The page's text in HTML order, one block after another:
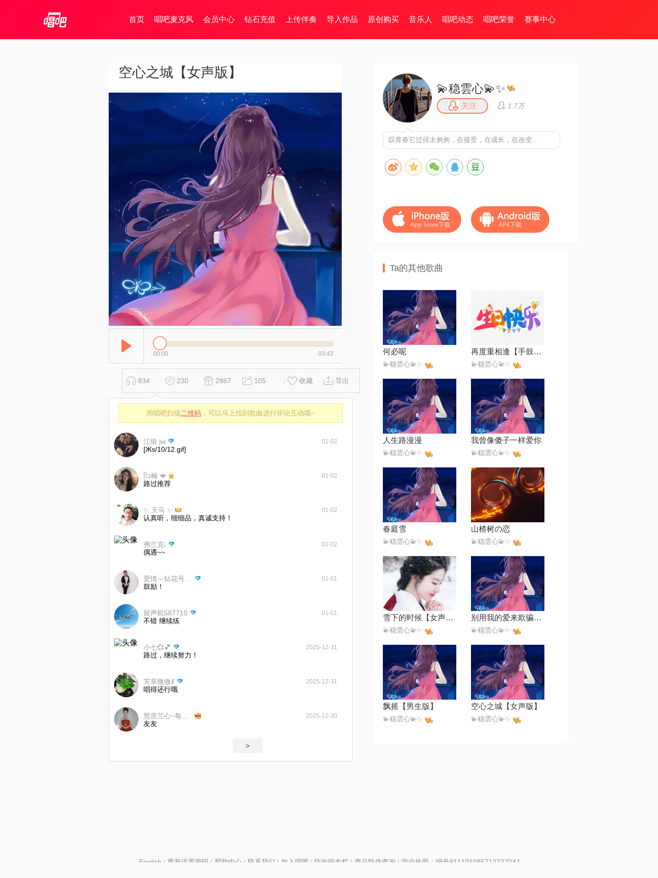
首页 唱吧麦克风 会员中心 钻石充值 上传伴奏 导入作品 原创购买 音乐人 唱吧动态 唱吧荣誉 赛事中心
空心之城【女声版】
00:00 03:43
834 230 2867 105 收藏 导出
用唱吧扫描二维码 ，可以马上找到歌曲进行评论互动哦~
江狼 jw 01-02
[Жs/10/12.gif]
ᥫᩣ楠 💋 01-02
路过推荐
✨ 天马 ✨ 01-02
认真听，细细品，真诚支持！
弗兰克❕ 01-02
偶遇~~
01-01
鼓励！
留声机587710 01-01
不错 继续练
小七💞💕 2025-12-31
路过，继续努力！
芳草微微💃 2025-12-31
唱得还行哦
2025-12-30
友友
>
💫稳雲心💫✨
关注 1.7万
叹青春它过得太匆匆，在接受，在成长，在改变…
Ta的其他歌曲
何必呢
💫稳雲心💫✨
再度重相逢【手鼓版】
💫稳雲心💫✨
人生路漫漫
💫稳雲心💫✨
我曾像傻子一样爱你
💫稳雲心💫✨
春庭雪
💫稳雲心💫✨
山楂树の恋
💫稳雲心💫✨
雪下的时候【女声版】
💫稳雲心💫✨
别用我的爱来欺骗我【走心版】
💫稳雲心💫✨
飘摇【男生版】
💫稳雲心💫✨
空心之城【女声版】
💫稳雲心💫✨
English | 重新设置密码| 帮助中心 | 联系我们 | 加入唱吧 | 防诈骗专栏 | 商品防伪查询 | 营业执照：编号91110108571272704J